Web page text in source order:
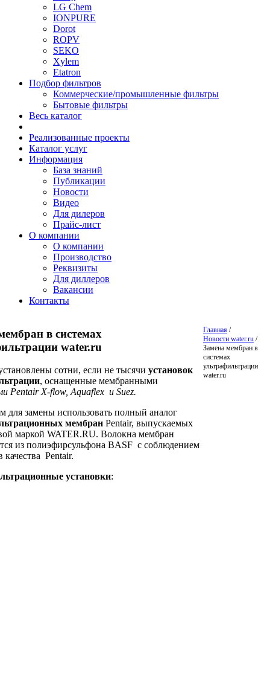
LG Chem
IONPURE
Dorot
ROPV
SEKO
Xylem
Etatron
Подбор фильтров
Коммерческие/промышленные фильтры
Бытовые фильтры
Весь каталог
Реализованные проекты
Каталог услуг
Информация
База знаний
Публикации
Новости
Видео
Для дилеров
Прайс-лист
О компании
О компании
Производство
Реквизиты
Для диллеров
Вакансии
Контакты
Главная /
Новости water.ru /
Замена мембран в
системах
ультрафильтрации
water.ru
в системах
water.ru
сотни, если не тысячи установок
, оснащенные мембранными
Pentair X-flow, Aquaflex и Suez.
для замены использовать полный аналог
мембран Pentair, выпускаемых
маркой WATER.RU. Волокна мембран
из полиэфирсульфона BASF с соблюдением
качества Pentair.
установки: